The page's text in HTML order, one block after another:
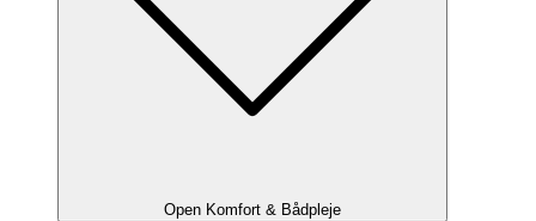
Open Komfort & Bådpleje